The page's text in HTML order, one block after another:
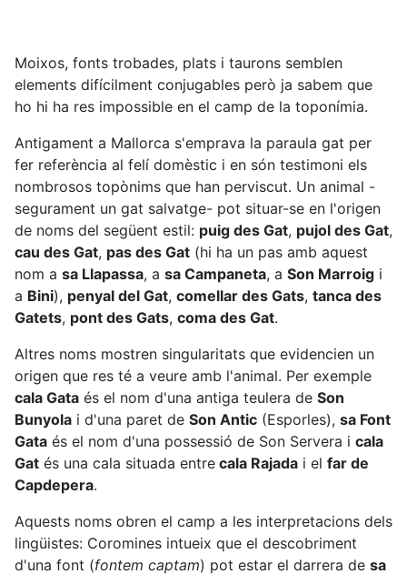
Moixos, fonts trobades, plats i taurons semblen
elements difícilment conjugables però ja sabem que
ho hi ha res impossible en el camp de la toponímia.
Antigament a Mallorca s'emprava la paraula gat per
fer referència al felí domèstic i en són testimoni els
nombrosos topònims que han perviscut. Un animal -
segurament un gat salvatge- pot situar-se en l'origen
de noms del següent estil: puig des Gat, pujol des Gat,
cau des Gat, pas des Gat (hi ha un pas amb aquest
nom a sa Llapassa, a sa Campaneta, a Son Marroig i
a Bini), penyal del Gat, comellar des Gats, tanca des
Gatets, pont des Gats, coma des Gat.
Altres noms mostren singularitats que evidencien un
origen que res té a veure amb l'animal. Per exemple
cala Gata és el nom d'una antiga teulera de Son
Bunyola i d'una paret de Son Antic (Esporles), sa Font
Gata és el nom d'una possessió de Son Servera i cala
Gat és una cala situada entre cala Rajada i el far de
Capdepera.
Aquests noms obren el camp a les interpretacions dels
lingüistes: Coromines intueix que el descobriment
d'una font (fontem captam) pot estar el darrera de sa